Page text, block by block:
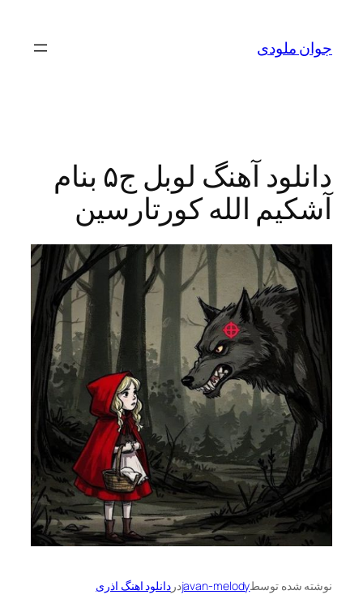
دانلود آهنگ لوبل ج۵ بنام
الله کورتارسین
توسطjavan-melodyدردانلود اهنگ اذری